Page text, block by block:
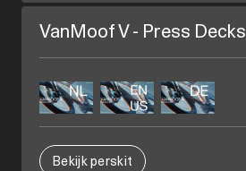
VanMoof V - Press Decks
Bekijk perskit